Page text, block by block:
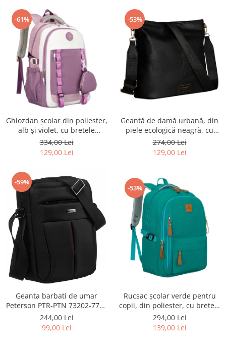
-61%
Ghiozdan școlar din poliester,
alb și violet, cu bretele
reglabile - Peterson PTR-PTN
8603-1303 PURPLE
334,00 Lei
129,00 Lei
-53%
Geantă de damă urbană, din
piele ecologică neagră, cu
curea reglabilă - Peterson
PTR-PTN JK6-06-6642
274,00 Lei
129,00 Lei
-59%
Geanta barbati de umar
Peterson PTR-PTN 73202-7738
BL
244,00 Lei
99,00 Lei
-53%
Rucsac școlar verde pentru
copii, din poliester, cu bretele
reglabile - Peterson PTR-PTN
BHX-01-9259 Gree
294,00 Lei
139,00 Lei